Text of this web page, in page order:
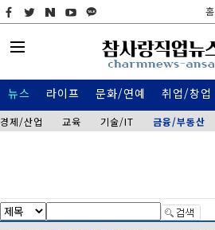
홈
뉴스
경제/산업 교육 기술/IT 금융/부동산
라이프 문화/연예 취업/창업